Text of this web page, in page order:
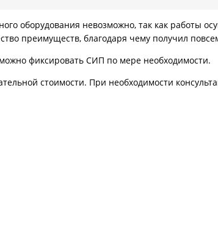
оборудования невозможно, так как работы
преимуществ, благодаря чему получил
фиксировать СИП по мере необходимости.
стоимости. При необходимости